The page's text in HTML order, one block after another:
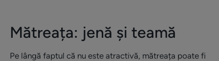
Mătreața: jenă și teamă
Pe lângă faptul că nu este atractivă, mătreața poate fi